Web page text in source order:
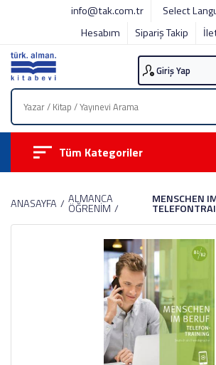
info@tak.com.tr Select
Hesabım
Sipariş Takip
Giriş Yap
Tüm Kategoriler
ANASAYFA ALMANCA
ÖĞRENİM
MENSCHEN